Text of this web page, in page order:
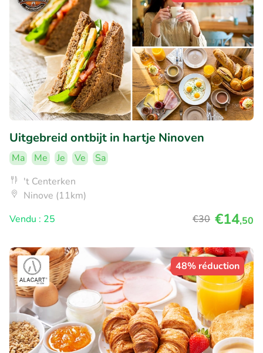
Uitgebreid ontbijt in hartje Ninoven
Ma Me Je Ve
Sa
't Centerken
Ninove (11km)
Vendu : 25
€30 €14,50
48% réduction